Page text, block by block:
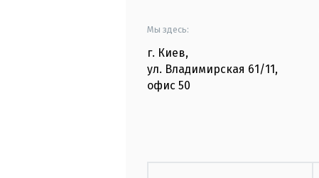
Мы здесь:
г. Киев,
ул. Владимирская 61/11,
офис 50